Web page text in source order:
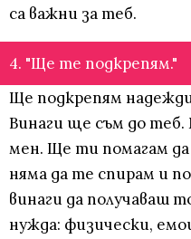
са важни за теб.
4. "Ще те подкрепям."
Ще подкрепям
Винаги ще съм до
мен. Ще ти помагам да
няма да те спирам и
винаги да получаваш
нужда: физически,